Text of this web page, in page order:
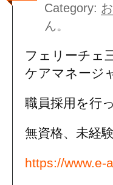
Category:
ん。
フェリーチェ
ケアマネージ
職員採用を行
無資格、未経
https://www.e-